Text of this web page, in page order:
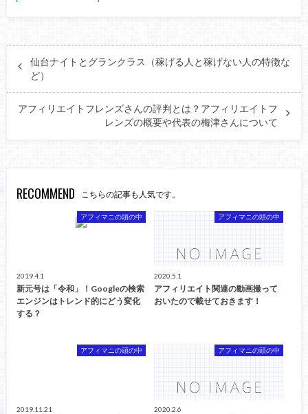
仙台ナイトとグランクラス（稼げる人と稼げない人の特徴な
ど）
アフィリエイトフレンズさんの評判とは？アフィリエイトフ
レンズの概要や代表の梅津さんについて
RECOMMEND こちらの記事も人気です。
アフィマニの頭の中
2019.4.1
新元号は「令和」！Googleの検索
エンジンはトレンド的にどう変化
する？
アフィマニの頭の中
2020.5.1
アフィリエイト関連の動画撮って
おいたので載せておきます！
アフィマニの頭の中
2019.11.21
アフィマニの頭の中
2020.2.6